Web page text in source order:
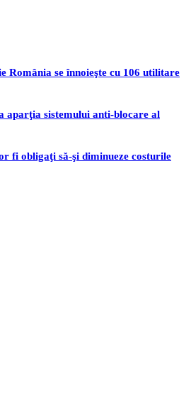
România se înnoieşte cu 106 utilitare
aparţia sistemului anti-blocare al
fi obligaţi să-şi diminueze costurile